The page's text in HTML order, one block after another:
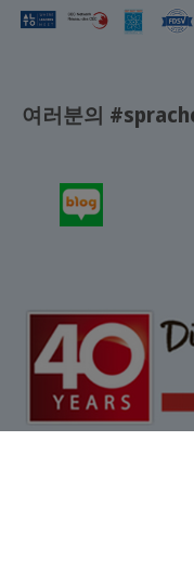
여러분의